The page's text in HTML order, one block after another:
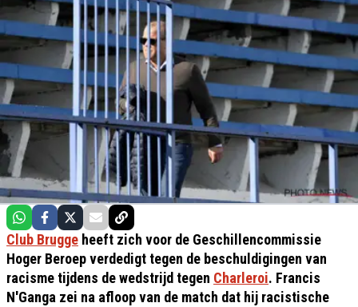
Club Brugge heeft zich voor de Geschillencommissie
Hoger Beroep verdedigt tegen de beschuldigingen van
racisme tijdens de wedstrijd tegen Charleroi. Francis
N'Ganga zei na afloop van de match dat hij racistische